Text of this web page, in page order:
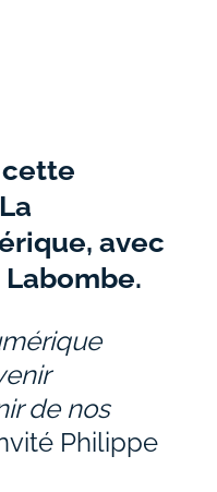
avec
de nos
Philippe